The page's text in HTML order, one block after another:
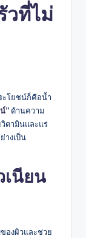
วที่ไม่
ระโยชน์ก็คือน้ำ
”ด้านความ
ตามินและแร่
างเป็น
นียน
องผิวและช่วย